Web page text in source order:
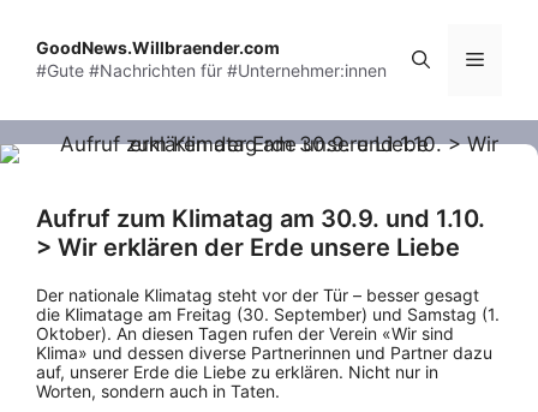
content
GoodNews.Willbraender.com
#Gute #Nachrichten für #Unternehmer:innen
Menu
Aufruf zum Klimatag am 30.9. und 1.10.
> Wir erklären der Erde unsere Liebe
Der nationale Klimatag steht vor der Tür – besser gesagt
die Klimatage am Freitag (30. September) und Samstag (1.
Oktober). An diesen Tagen rufen der Verein «Wir sind
Klima» und dessen diverse Partnerinnen und Partner dazu
auf, unserer Erde die Liebe zu erklären. Nicht nur in
Worten, sondern auch in Taten.